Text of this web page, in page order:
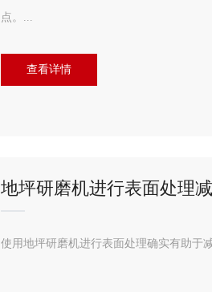
点。...
查看详情
地坪研磨机进行表面处理
使用地坪研磨机进行表面处理确实有助于